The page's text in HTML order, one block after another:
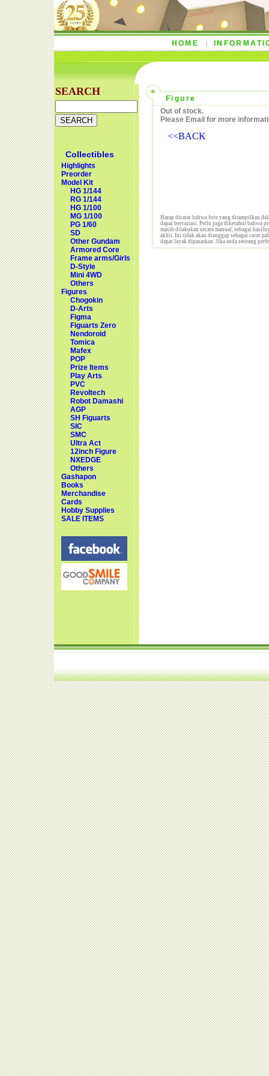
HOME
SEARCH
Collectibles
Highlights
Preorder
Model Kit
HG 1/144
RG 1/144
HG 1/100
MG 1/100
PG 1/60
SD
Other Gundam
Armored Core
Frame arms/Girls
D-Style
Mini 4WD
Others
Figures
Chogokin
D-Arts
Figma
Figuarts Zero
Nendoroid
Tomica
Mafex
POP
Prize Items
Play Arts
PVC
Revoltech
Robot Damashi
AGP
SH Figuarts
SIC
SMC
Ultra Act
12inch Figure
NXEDGE
Others
Gashapon
Books
Merchandise
Cards
Hobby Supplies
SALE ITEMS
Figure
Out of stock.
Please Email for more
<<BACK
Harap dicatat bahwa foto yang ditampilkan
dapat bervariasi. Perlu juga diketahui bahwa
masih dilakukan secara manual, sebagai
akhir. Ini tidak akan dianggap sebagai cacat
dapat layak dipasarkan. Jika anda seorang